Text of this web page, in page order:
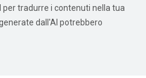
tradurre i contenuti nella tua
dall'AI potrebbero